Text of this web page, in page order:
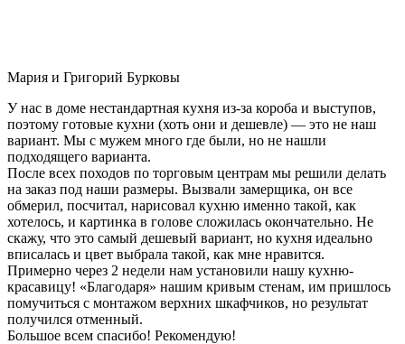
Мария и Григорий Бурковы
У нас в доме нестандартная кухня из-за короба и выступов,
поэтому готовые кухни (хоть они и дешевле) — это не наш
вариант. Мы с мужем много где были, но не нашли
подходящего варианта.
После всех походов по торговым центрам мы решили делать
на заказ под наши размеры. Вызвали замерщика, он все
обмерил, посчитал, нарисовал кухню именно такой, как
хотелось, и картинка в голове сложилась окончательно. Не
скажу, что это самый дешевый вариант, но кухня идеально
вписалась и цвет выбрала такой, как мне нравится.
Примерно через 2 недели нам установили нашу кухню-
красавицу! «Благодаря» нашим кривым стенам, им пришлось
помучиться с монтажом верхних шкафчиков, но результат
получился отменный.
Большое всем спасибо! Рекомендую!